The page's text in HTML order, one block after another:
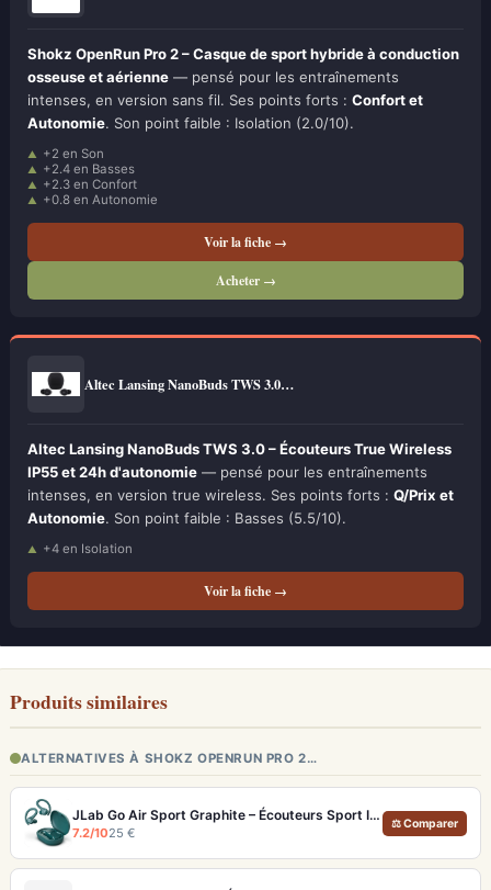
Shokz OpenRun Pro 2 – Casque de sport hybride à conduction
osseuse et aérienne — pensé pour les entraînements
intenses, en version sans fil. Ses points forts : Confort et
Autonomie. Son point faible : Isolation (2.0/10).
+2 en Son
+2.4 en Basses
+2.3 en Confort
+0.8 en Autonomie
Voir la fiche →
Acheter →
Altec Lansing NanoBuds TWS 3.0…
Altec Lansing NanoBuds TWS 3.0 – Écouteurs True Wireless
IP55 et 24h d'autonomie — pensé pour les entraînements
intenses, en version true wireless. Ses points forts : Q/Prix et
Autonomie. Son point faible : Basses (5.5/10).
+4 en Isolation
Voir la fiche →
Produits similaires
ALTERNATIVES À SHOKZ OPENRUN PRO 2…
JLab Go Air Sport Graphite – Écouteurs Sport IP55 Crochets d'Oreille
7.2/1025 €
⚖ Comparer